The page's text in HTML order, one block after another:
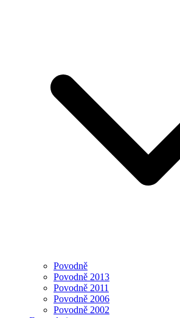
Povodně
Povodně 2013
Povodně 2011
Povodně 2006
Povodně 2002